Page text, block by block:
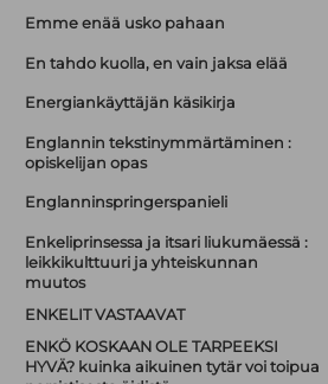
Emme enää usko pahaan
En tahdo kuolla, en vain jaksa elää
Energiankäyttäjän käsikirja
Englannin tekstinymmärtäminen :
opiskelijan opas
Englanninspringerspanieli
Enkeliprinsessa ja itsari liukumäessä :
leikkikulttuuri ja yhteiskunnan
muutos
ENKELIT VASTAAVAT
ENKÖ KOSKAAN OLE TARPEEKSI
HYVÄ? kuinka aikuinen tytär voi toipua